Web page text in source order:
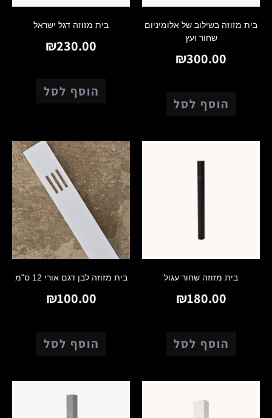
בית מזוזה בשילוב של אלומיניום
שחור ועץ
₪300.00
הוסף לסל
בית מזוזה דגל ישראל
₪230.00
הוסף לסל
בית מזוזה שחור עגול
₪180.00
הוסף לסל
בית מזוזה לבן דגם אורי 12 ס"מ
₪100.00
הוסף לסל